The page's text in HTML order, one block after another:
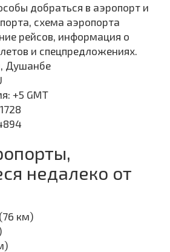
добраться в аэропорт и
схема аэропорта
рейсов, информация о
и спецпредложениях.
Душанбе
+5 GMT
недалеко от
(76 км)